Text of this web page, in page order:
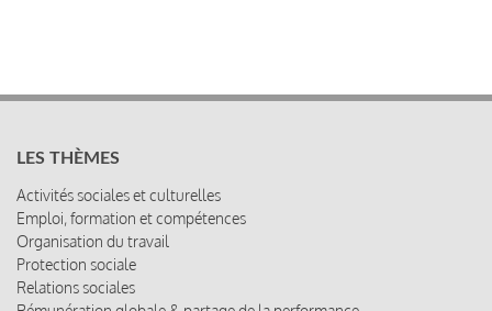
LES THÈMES
Activités sociales et culturelles
Emploi, formation et compétences
Organisation du travail
Protection sociale
Relations sociales